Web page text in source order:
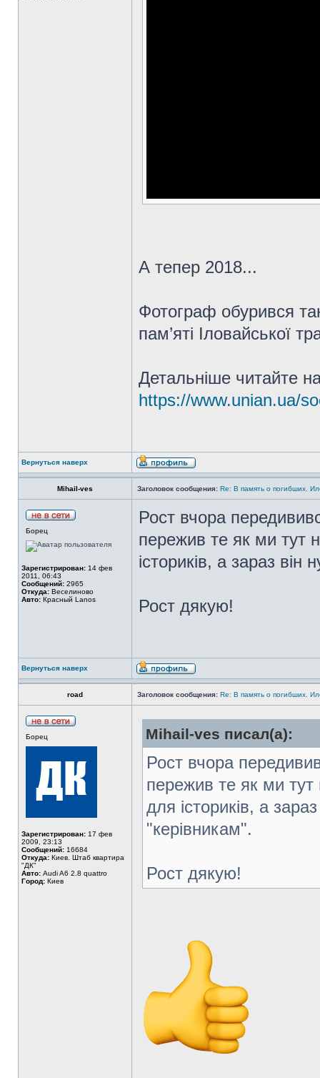
А тепер 2018...
Фотограф обурився
пам’яті Іловайської
Детальніше читайте
https://www.unian.ua/
Вернуться наверх
Mihail-ves Заголовок сообщения: Re: В память о погибших.
Борец
Зарегистрирован: 14 фев
2011, 06:43
Сообщений: 2965
Откуда: Веселиново
Авто: Красный Lanos
Рост вчора
пережив те як ми тут
істориків, а зараз
Рост дякую!
Вернуться наверх
road Заголовок сообщения: Re: В память о погибших.
Борец
Зарегистрирован: 17 фев
2009, 23:13
Сообщений: 16684
Откуда: Киев. Штаб квартира
"ДК"
Авто: Audi A6 2.8 quattro
Город: Киев
Mihail-ves писал(а):
Рост вчора
пережив те як ми
для істориків, а
"керівникам".
Рост дякую!